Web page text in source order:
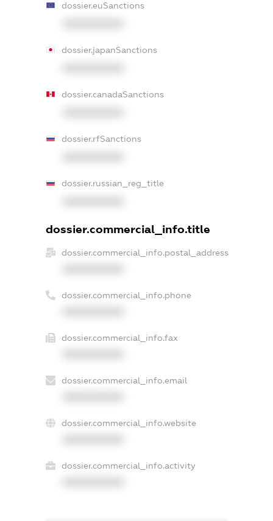
dossier.euSanctions
dossier.japanSanctions
dossier.canadaSanctions
dossier.rfSanctions
dossier.russian_reg_title
dossier.commercial_info.title
dossier.commercial_info.postal_address
dossier.commercial_info.phone
dossier.commercial_info.fax
dossier.commercial_info.email
dossier.commercial_info.website
dossier.commercial_info.activity